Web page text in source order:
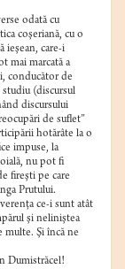
odată cu
coşeriană, cu o
ieşean, care-i
mai marcată a
conducător de
(discursul
discursului
de suflet”
hotărâte la o
impuse, la
nu pot fi
fireşti pe care
Prutului.
ce-i sunt atât
şi neliniştea
multe. Şi încă ne
Dumistrăcel!